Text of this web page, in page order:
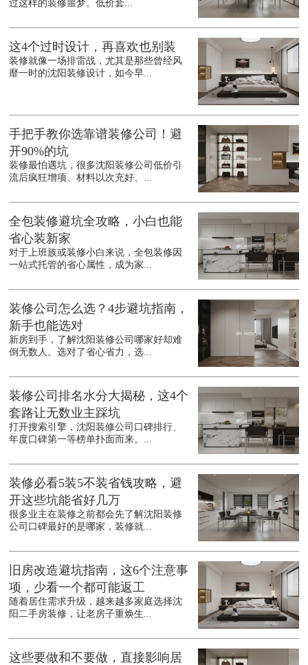
过这样的装修噩梦。低价套...
这4个过时设计，再喜欢也别装
装修就像一场排雷战，尤其是那些曾经风
靡一时的沈阳装修设计，如今早...
手把手教你选靠谱装修公司！避
开90%的坑
装修最怕遇坑，很多沈阳装修公司低价引
流后疯狂增项、材料以次充好、...
全包装修避坑全攻略，小白也能
省心装新家
对于上班族或装修小白来说，全包装修因
一站式托管的省心属性，成为家...
装修公司怎么选？4步避坑指南，
新手也能选对
新房到手，了解沈阳装修公司哪家好却难
倒无数人。选对了省心省力，选...
装修公司排名水分大揭秘，这4个
套路让无数业主踩坑
打开搜索引擎，沈阳装修公司口碑排行、
年度口碑第一等榜单扑面而来。...
装修必看5装5不装省钱攻略，避
开这些坑能省好几万
很多业主在装修之前都会先了解沈阳装修
公司口碑最好的是哪家，装修就...
旧房改造避坑指南，这6个注意事
项，少看一个都可能返工
随着居住需求升级，越来越多家庭选择沈
阳二手房装修，让老房子重焕生...
这些要做和不要做，直接影响居